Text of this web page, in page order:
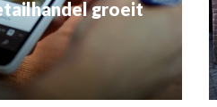
groeit